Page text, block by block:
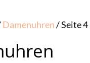
Damenuhren/ Seite 4